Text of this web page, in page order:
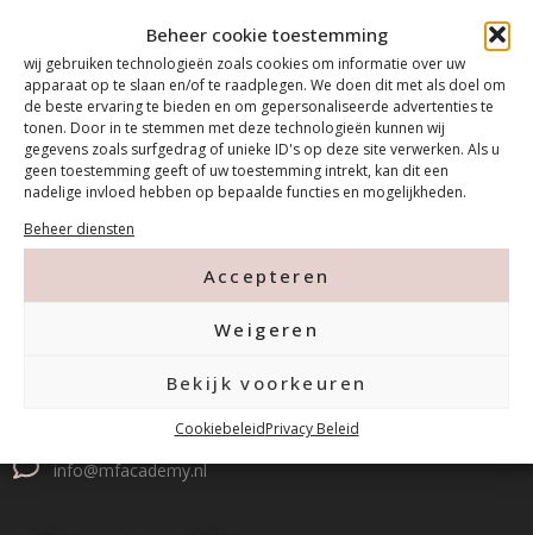
Beheer cookie toestemming
wij gebruiken technologieën zoals cookies om informatie over uw
apparaat op te slaan en/of te raadplegen. We doen dit met als doel om
de beste ervaring te bieden en om gepersonaliseerde advertenties te
tonen. Door in te stemmen met deze technologieën kunnen wij
gegevens zoals surfgedrag of unieke ID's op deze site verwerken. Als u
geen toestemming geeft of uw toestemming intrekt, kan dit een
nadelige invloed hebben op bepaalde functies en mogelijkheden.
Beheer diensten
Accepteren
Weigeren
Bekijk voorkeuren
CookiebeleidPrivacy Beleid
Tanthofdreef 7 2623 EW Delft
info@mfacademy.nl